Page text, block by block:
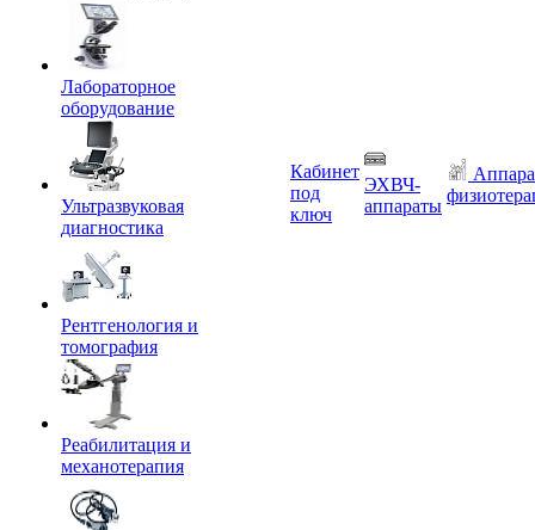
Лабораторное
оборудование
Ультразвуковая
диагностика
Рентгенология и
томография
Реабилитация и
механотерапия
Кабинет
под
ключ
ЭХВЧ-
аппараты